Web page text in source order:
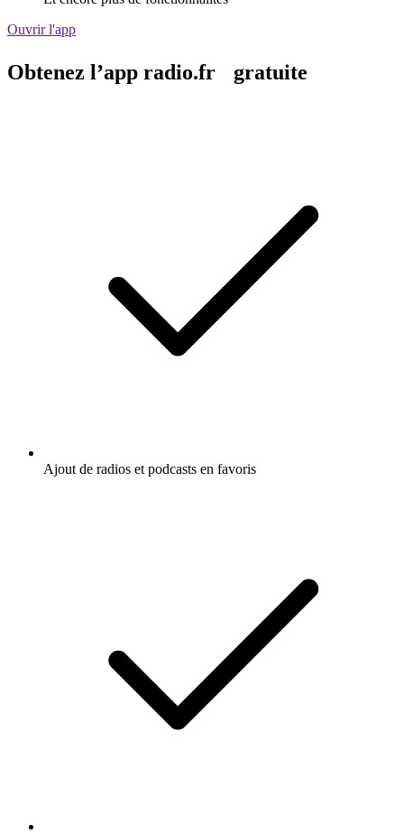
Ouvrir l'app
Obtenez l’app radio.fr gratuite
Ajout de radios et podcasts en favoris